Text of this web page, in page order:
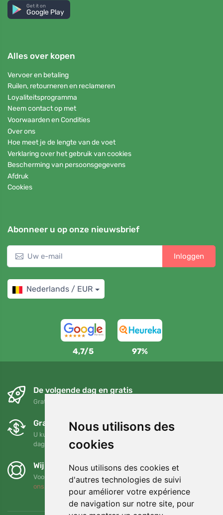
Nous utilisons des
cookies
Nous utilisons des cookies et
d'autres technologies de suivi
pour améliorer votre expérience
de navigation sur notre site, pour
Get it on
Google Play
Alles over kopen
Vervoer en betaling
Ruilen, retourneren en reclameren
Loyaliteitsprogramma
Neem contact op met
Voorwaarden en Condities
Over ons
Hoe meet je de lengte van de voet
Verklaring over het gebruik van cookies
Bescherming van persoonsgegevens
Afdruk
Cookies
Abonneer u op onze nieuwsbrief
Inloggen
Nederlands / EUR
4,7/5 97%
De volgende dag en gratis
Gratis verzending voor bestellingen boven 95 EUR
Gratis ruilen en retourneren
U kunt uw bestelling op elk gewenst moment binnen 90
dagen retourneren of ruilen
Wij steunen Trees.org
Voor elke bestelling planten we een boom! Lees meer
ons